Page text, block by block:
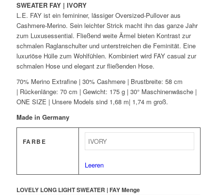
SWEATER FAY | IVORY
L.E. FAY ist ein femininer, lässiger Oversized-Pullover aus
Cashmere-Merino. Sein leichter Strick macht ihn das ganze Jahr
zum Luxusessential. Fließend weite Ärmel bieten Kontrast zur
schmalen Raglanschulter und unterstreichen die Feminität. Eine
luxuriöse Hülle zum Wohlfühlen. Kombiniert wird FAY casual zur
schmalen Hose und elegant zur fließenden Hose.
70% Merino Extrafine | 30% Cashmere | Brustbreite: 58 cm
| Rückenlänge: 70 cm | Gewicht: 175 g | 30° Maschinenwäsche |
ONE SIZE | Unsere Models sind 1,68 m| 1,74 m groß.
Made in Germany
FARBE
Leeren
LOVELY LONG LIGHT SWEATER | FAY Menge